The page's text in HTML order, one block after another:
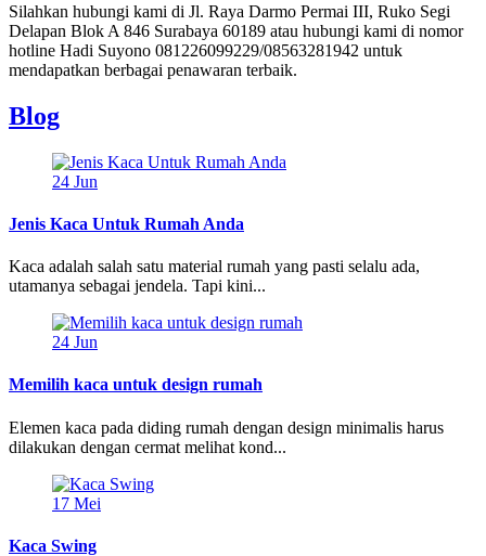
Silahkan hubungi kami di Jl. Raya Darmo Permai III, Ruko Segi
Delapan Blok A 846 Surabaya 60189 atau hubungi kami di nomor
hotline Hadi Suyono 081226099229/08563281942 untuk
mendapatkan berbagai penawaran terbaik.
Blog
24 Jun
Jenis Kaca Untuk Rumah Anda
Kaca adalah salah satu material rumah yang pasti selalu ada,
utamanya sebagai jendela. Tapi kini...
24 Jun
Memilih kaca untuk design rumah
Elemen kaca pada diding rumah dengan design minimalis harus
dilakukan dengan cermat melihat kond...
17 Mei
Kaca Swing